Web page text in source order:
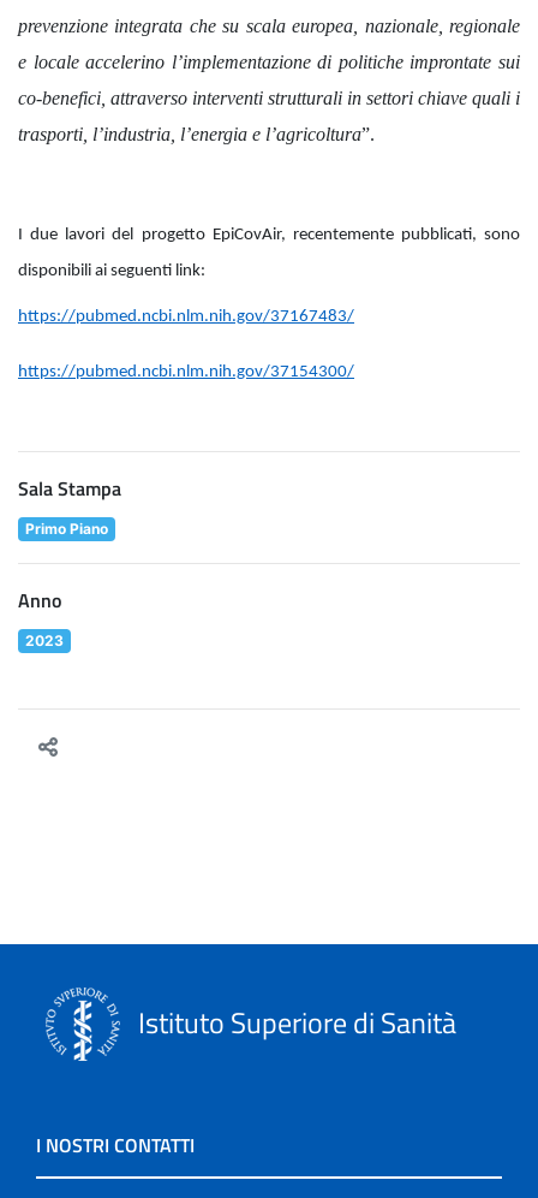
prevenzione integrata che su scala europea, nazionale, regionale
e locale accelerino l’implementazione di politiche improntate sui
co-benefici, attraverso interventi strutturali in settori chiave quali i
trasporti, l’industria, l’energia e l’agricoltura”.
I due lavori del progetto EpiCovAir, recentemente pubblicati, sono
disponibili ai seguenti link:
https://pubmed.ncbi.nlm.nih.gov/37167483/
https://pubmed.ncbi.nlm.nih.gov/37154300/
Sala Stampa
Primo Piano
Anno
2023
Istituto Superiore di Sanità
I NOSTRI CONTATTI